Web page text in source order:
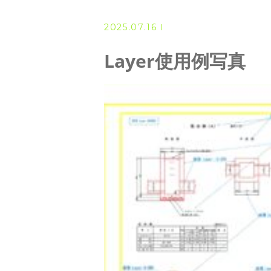
◆ オンラインによる授業／体験
◇ 書籍出版
◇ Youtubeチャンネル・ラ
◇ よくある質問
◇ お客様の声
◇ ブログ
2025.07.16
Layer使用例写真